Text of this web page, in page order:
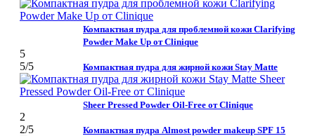
Компактная пудра для проблемной кожи Clarifying
Powder Make Up от Clinique
5
5/5 Компактная пудра для жирной кожи Stay Matte
Sheer Pressed Powder Oil-Free от Clinique
2
2/5 Компактная пудра Almost powder makeup SPF 15